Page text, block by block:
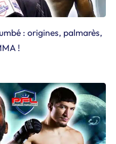
: origines, palmarès,
!